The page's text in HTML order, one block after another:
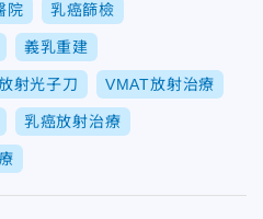
院 乳癌篩檢
義乳重建
射光子刀 VMAT放射治療
乳癌放射治療